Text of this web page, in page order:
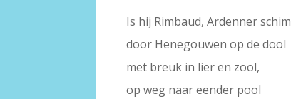
Is hij Rimbaud, Ardenner schim
door Henegouwen op de dool
met breuk in lier en zool,
op weg naar eender pool